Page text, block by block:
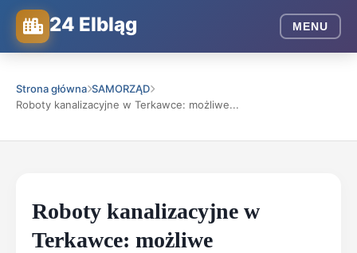
24 Elbląg MENU
Strona główna SAMORZĄD
Roboty kanalizacyjne w Terkawce: możliwe...
Roboty kanalizacyjne w
Terkawce: możliwe